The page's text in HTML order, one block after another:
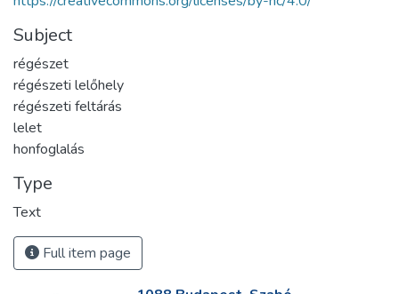
Subject
régészet
régészeti lelőhely
régészeti feltárás
lelet
honfoglalás
Type
Text
Full item page